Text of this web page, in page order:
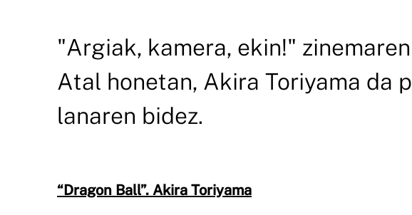
"Argiak, kamera, ekin!"
Atal honetan, Akira Toriyama da
lanaren bidez.
“Dragon Ball”. Akira Toriyama